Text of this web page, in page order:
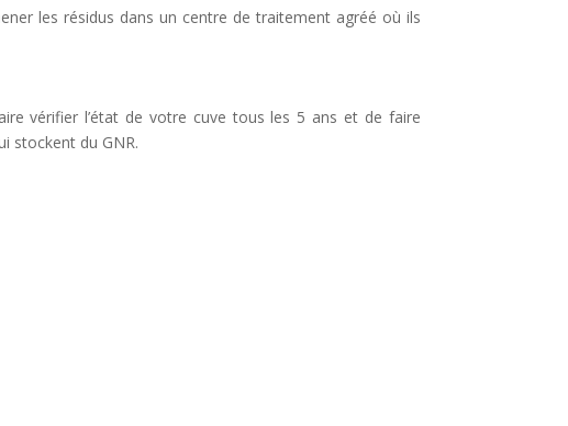
les résidus dans un centre de traitement agréé où ils
vérifier l’état de votre cuve tous les 5 ans et de faire
stockent du GNR.